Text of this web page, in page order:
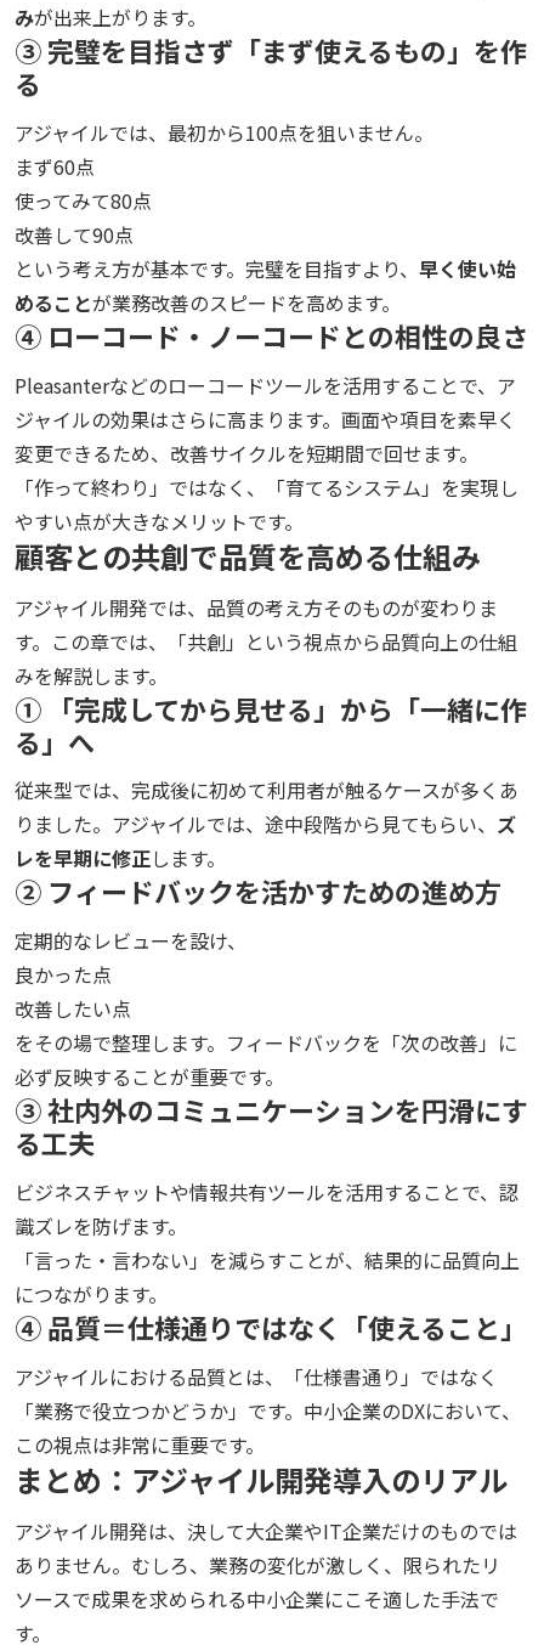
みが出来上がります。
③ 完璧を目指さず「まず使えるもの」を作
る
アジャイルでは、最初から100点を狙いません。
まず60点
使ってみて80点
改善して90点
という考え方が基本です。完璧を目指すより、 早く使い始
めることが業務改善のスピードを高めます。
④ ローコード・ノーコードとの相性の良さ
Pleasanterなどのローコードツールを活用することで、ア
ジャイルの効果はさらに高まります。画面や項目を素早く
変更できるため、改善サイクルを短期間で回せます。
「作って終わり」ではなく、「育てるシステム」を実現し
やすい点が大きなメリットです。
顧客との共創で品質を高める仕組み
アジャイル開発では、品質の考え方そのものが変わりま
す。この章では、「共創」という視点から品質向上の仕組
みを解説します。
① 「完成してから見せる」から「一緒に作
る」へ
従来型では、完成後に初めて利用者が触るケースが多くあ
りました。アジャイルでは、途中段階から見てもらい、 ズ
レを早期に修正します。
② フィードバックを活かすための進め方
定期的なレビューを設け、
良かった点
改善したい点
をその場で整理します。フィードバックを「次の改善」に
必ず反映することが重要です。
③ 社内外のコミュニケーションを円滑にす
る工夫
ビジネスチャットや情報共有ツールを活用することで、認
識ズレを防げます。
「言った・言わない」を減らすことが、結果的に品質向上
につながります。
④ 品質＝仕様通りではなく「使えること」
アジャイルにおける品質とは、「仕様書通り」ではなく
「業務で役立つかどうか」です。中小企業のDXにおいて、
この視点は非常に重要です。
まとめ：アジャイル開発導入のリアル
アジャイル開発は、決して大企業やIT企業だけのものでは
ありません。むしろ、業務の変化が激しく、限られたリ
ソースで成果を求められる中小企業にこそ適した手法で
す。